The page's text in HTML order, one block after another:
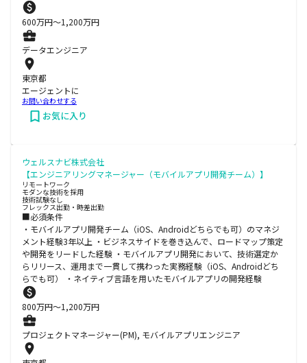
600万円〜1,200万円
データエンジニア
東京都
エージェントに
お問い合わせする
お気に入り
ウェルスナビ株式会社
【エンジニアリングマネージャー（モバイルアプリ開発チーム）】
リモートワーク
モダンな技術を採用
技術試験なし
フレックス出勤・時差出勤
■必須条件
・モバイルアプリ開発チーム（iOS、Androidどちらでも可）のマネジ
メント経験3年以上 ・ビジネスサイドを巻き込んで、ロードマップ策定
や開発をリードした経験 ・モバイルアプリ開発において、技術選定か
らリリース、運用まで一貫して携わった実務経験（iOS、Androidどち
らでも可） ・ネイティブ言語を用いたモバイルアプリの開発経験
800万円〜1,200万円
プロジェクトマネージャー(PM), モバイルアプリエンジニア